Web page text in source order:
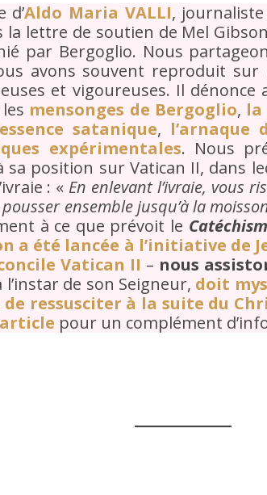
d’Aldo Maria VALLI,
la lettre de soutien de Mel
par Bergoglio. Nous
avons souvent reproduit sur
et vigoureuses. Il dénonce
mensonges de Bergoglio, la
satanique, l’arnaque
expérimentales. Nous
sa position sur Vatican II, dans
: « En enlevant l’ivraie, vous
ensemble jusqu’à la
à ce que prévoit le
a été lancée à l’initiative de
Vatican II – nous
l’instar de son Seigneur, doit
ressusciter à la suite du
pour un complément